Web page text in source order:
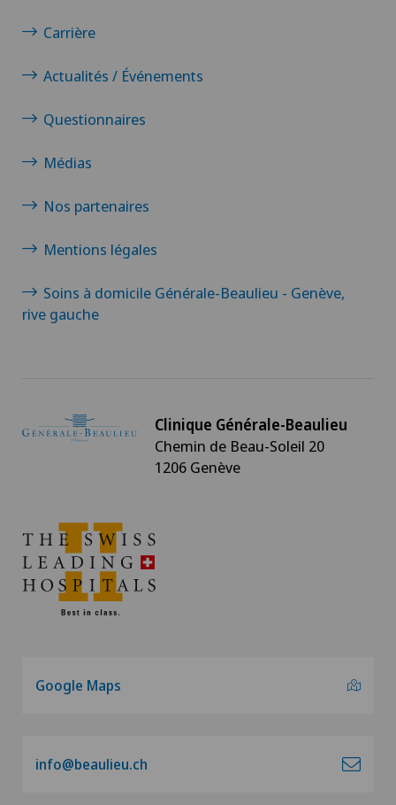
Carrière
Actualités / Événements
Questionnaires
Médias
Nos partenaires
Mentions légales
Soins à domicile Générale-Beaulieu - Genève,
rive gauche
Clinique Générale-Beaulieu
Chemin de Beau-Soleil 20
1206 Genève
Google Maps
info@beaulieu.ch